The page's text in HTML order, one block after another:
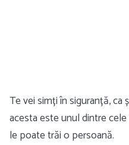
Te vei simți în siguranță, ca
acesta este unul dintre
le poate trăi o persoană.